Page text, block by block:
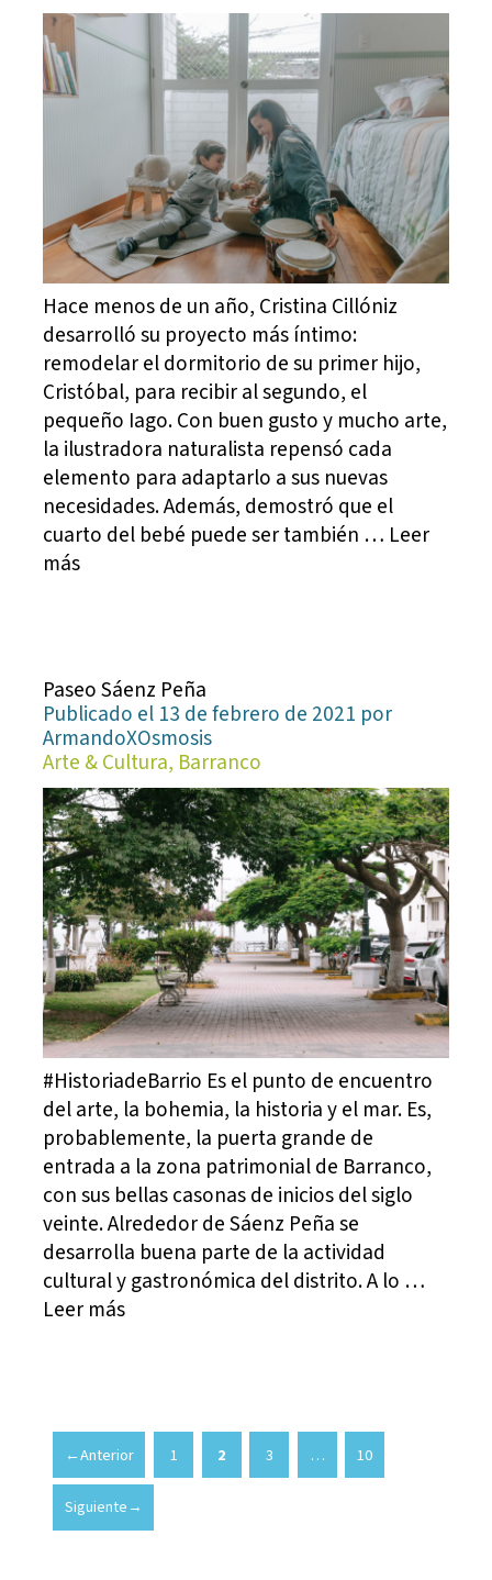
Hace menos de un año, Cristina Cillóniz
desarrolló su proyecto más íntimo:
remodelar el dormitorio de su primer hijo,
Cristóbal, para recibir al segundo, el
pequeño Iago. Con buen gusto y mucho arte,
la ilustradora naturalista repensó cada
elemento para adaptarlo a sus nuevas
necesidades. Además, demostró que el
cuarto del bebé puede ser también … Leer
más
Paseo Sáenz Peña
Publicado el 13 de febrero de 2021 por
ArmandoXOsmosis
Arte & Cultura, Barranco
#HistoriadeBarrio Es el punto de encuentro
del arte, la bohemia, la historia y el mar. Es,
probablemente, la puerta grande de
entrada a la zona patrimonial de Barranco,
con sus bellas casonas de inicios del siglo
veinte. Alrededor de Sáenz Peña se
desarrolla buena parte de la actividad
cultural y gastronómica del distrito. A lo …
Leer más
←Anterior Página
1 Página
2 Página
3 … Página
10
Siguiente→